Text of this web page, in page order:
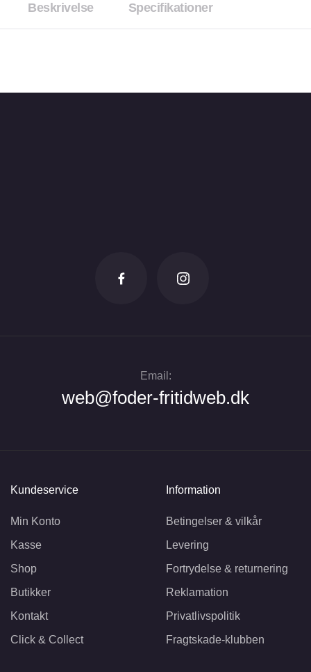
Beskrivelse Specifikationer
Email:
web@foder-fritidweb.dk
Kundeservice
Min Konto
Kasse
Shop
Butikker
Kontakt
Click & Collect
Information
Betingelser & vilkår
Levering
Fortrydelse & returnering
Reklamation
Privatlivspolitik
Fragtskade-klubben